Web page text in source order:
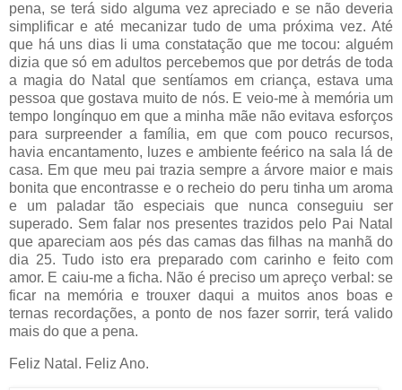
pena, se terá sido alguma vez apreciado e se não deveria
simplificar e até mecanizar tudo de uma próxima vez. Até
que há uns dias li uma constatação que me tocou: alguém
dizia que só em adultos percebemos que por detrás de toda
a magia do Natal que sentíamos em criança, estava uma
pessoa que gostava muito de nós. E veio-me à memória um
tempo longínquo em que a minha mãe não evitava esforços
para surpreender a família, em que com pouco recursos,
havia encantamento, luzes e ambiente feérico na sala lá de
casa. Em que meu pai trazia sempre a árvore maior e mais
bonita que encontrasse e o recheio do peru tinha um aroma
e um paladar tão especiais que nunca conseguiu ser
superado. Sem falar nos presentes trazidos pelo Pai Natal
que apareciam aos pés das camas das filhas na manhã do
dia 25. Tudo isto era preparado com carinho e feito com
amor. E caiu-me a ficha. Não é preciso um apreço verbal: se
ficar na memória e trouxer daqui a muitos anos boas e
ternas recordações, a ponto de nos fazer sorrir, terá valido
mais do que a pena.
Feliz Natal. Feliz Ano.